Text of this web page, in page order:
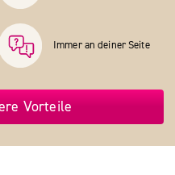
Immer an deiner Seite
Vorteile